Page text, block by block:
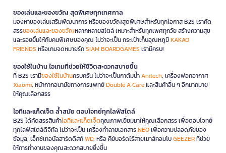
ของเล่นและของขวัญ สุดพิเศษทุกเทศกาล
มองหาของเล่นเสริมพัฒนาการ หรือของขวัญสุดพิเศษสำหรับทุกโอกาส B2S เราคัด
สรรของเล่นและของขวัญหลากหลายสไตล์ เหมาะสำหรับทุกเพศทุกวัย สร้างความสุข
และรอยยิ้มให้กับคนพิเศษของคุณ ไม่ว่าจะเป็น กระเป๋าเก็บอุณหภูมิKAKAO
FRIENDS หรือเกมจดหมายรักSIAM BOARDGAMES เรามีครบ!
ของใช้ในบ้าน ไอเทมที่ช่วยให้ชีวิตสะดวกสบายขึ้น
ที่ B2S เรามีของใช้ในบ้านครบครัน ไม่ว่าจะเป็นกาต้มน้ำAnitech, เครื่องฟอกอากาศ
Xiaomi, หน้ากากอนามัยทางการแพทย์Double A Careและสินค้าอื่น ๆ อีกมากมาย
ให้คุณเลือกสรร
ไอทีและแก็ดเจ็ต ล้ำสมัย ตอบโจทย์ทุกไลฟ์สไตล์
B2S ได้คัดสรรสินค้าไอทีและแก็ดเจ็ตคุณภาพเยี่ยมมาให้คุณเลือกสรร เพื่อตอบโจทย์
ทุกไลฟ์สไตล์ดิจิทัล ไม่ว่าจะเป็น เครื่องทำลายเอกสารNEOเพื่อความปลอดภัยของ
ข้อมูล, เอ็กซ์เทอนัลฮาร์ดดิสก์WD, หรือ คีย์บอร์ดไร้สายเมาส์คอมโบGEEZERที่ช่วย
ให้การทำงานของคุณสะดวกสบายยิ่งขึ้น